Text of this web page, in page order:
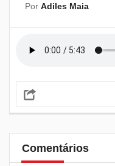
Por Adiles Maia
Comentários